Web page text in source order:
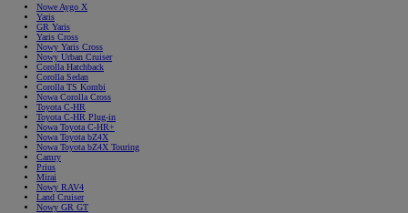
Nowe Aygo X
Yaris
GR Yaris
Yaris Cross
Nowy Yaris Cross
Nowy Urban Cruiser
Corolla Hatchback
Corolla Sedan
Corolla TS Kombi
Nowa Corolla Cross
Toyota C-HR
Toyota C-HR Plug-in
Nowa Toyota C-HR+
Nowa Toyota bZ4X
Nowa Toyota bZ4X Touring
Camry
Prius
Mirai
Nowy RAV4
Land Cruiser
Nowy GR GT